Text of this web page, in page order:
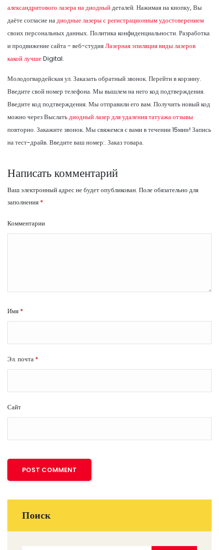
александритового лазера на диодныйдеталей. Нажимая на кнопку, Вы
даёте согласие надиодные лазеры с регистрационным удостоверением
своих персональных данных. Политика конфиденциальности. Разработка
и продвижение сайта - веб-студияЛазерная эпиляция виды лазеров
какой лучшеDigital.
Молодогвардейская ул. Заказать обратный звонок. Перейти в корзину.
Введите свой номер телефона. Мы вышлем на него код подтверждения.
Введите код подтверждения. Мы отправили его вам. Получить новый код
можно через Выслатьдиодный лазер для удаления татуажа отзывы
повторно. Закажите звонок. Мы свяжемся с вами в течении 15мин! Запись
на тест-драйв. Введите ваш номер:. Заказ товара.
Написать комментарий
Ваш электронный адрес не будет опубликован. Поле обязательно для
заполнения *
Комментарии
Имя *
Эл. почта *
Сайт
Поиск